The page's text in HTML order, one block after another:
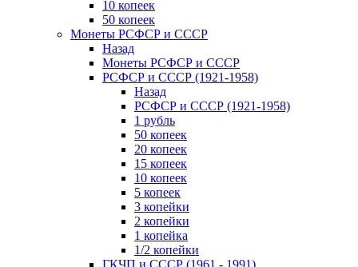
10 копеек
50 копеек
Монеты РСФСР и СССР
Назад
Монеты РСФСР и СССР
РСФСР и СССР (1921-1958)
Назад
РСФСР и СССР (1921-1958)
1 рубль
50 копеек
20 копеек
15 копеек
10 копеек
5 копеек
3 копейки
2 копейки
1 копейка
1/2 копейки
ГКЧП и СССР (1961 - 1991)